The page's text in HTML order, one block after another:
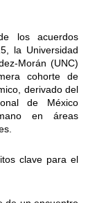
los acuerdos
la Universidad
Morán (UNC)
cohorte de
derivado del
de México
en áreas
clave para el